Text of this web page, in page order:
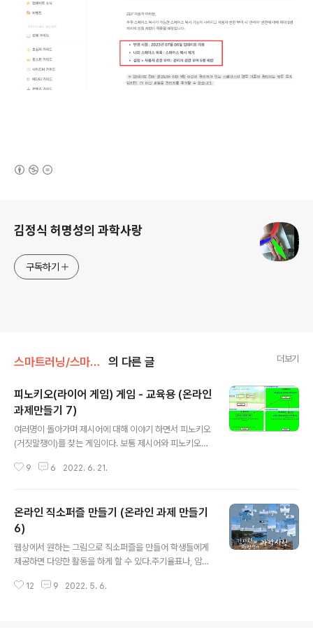
김정식 허명성의 과학사랑
구독하기
스마트러닝/스마트러닝 의 다른 글 더보기
피노키오(라이어 게임) 게임 - 교육용 (온라인
과제만들기 7)
여러명이 돌아가며 제시어에 대해 이야기 하면서 피노키오
(거짓말쟁이)를 찾는 게임이다. 보통 제시어와 피노키오를
면 종이에 인쇄하지 않고 사용할 수 있다. 특히 수업시간에
가지고 반 전체가 참여할 수 있다. 모둠별로 돌아가면서 모
둠대표가 앞에 나와 컴퓨터에서 내용을 확인한 다음, 돌아
가서 모둠원들 한테 알려 주고, 모둠대표가 중심이 되어 모
둠원과 상의 한 다음 일어나서 설명하면 된다. 그럼 1반 전
체가 참여할 수도 있다.바로 참여할 수 있는 기본 상식으로
만들어진 피노키오(라이어 게임)https://sciencej.cafe
9 6 2022. 6. 21.
온라인 직소퍼즐 만들기 (온라인 과제 만들기
6)
웹상에서 원하는 그림으로 직소퍼즐을 만들어 학생들에게
제공하면 다양한 활동을 하게 할 수 있다.주기율표나, 암석
소퍼즐을 만들고, 학생들이 그 퍼즐을 맞추면서 수업내용
12 9 2022. 5. 6.